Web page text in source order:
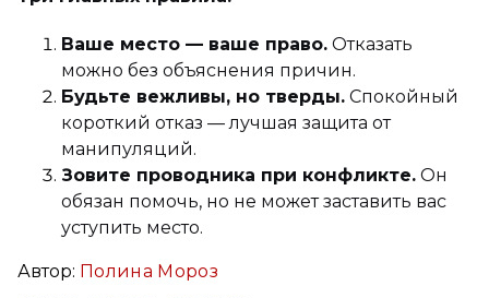
Ваше место — ваше право. Отказать
можно без объяснения причин.
Будьте вежливы, но тверды. Спокойный
короткий отказ — лучшая защита от
манипуляций.
Зовите проводника при конфликте. Он
обязан помочь, но не может заставить вас
уступить место.
Автор: Полина Мороз